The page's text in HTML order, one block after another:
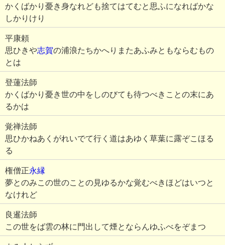
かくばかり憂き身なれども捨てはてむと思ふになればかな
しかりけり
平康頼
思ひきや志賀の浦浪たちかへりまたあふみともならむもの
とは
登蓮法師
かくばかり憂き世の中をしのびても待つべきことの末にあ
るかは
覚禅法師
思ひかねあくがれいでて行く道はあゆく草葉に露ぞこほる
る
権僧正永縁
夢とのみこの世のことの見ゆるかな覚むべきほどはいつと
なけれど
良暹法師
この世をば雲の林に門出して煙とならんゆふべをぞまつ